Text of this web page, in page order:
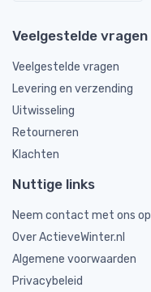
Veelgestelde vragen
Veelgestelde vragen
Levering en verzending
Uitwisseling
Retourneren
Klachten
Nuttige links
Neem contact met ons op
Over ActieveWinter.nl
Algemene voorwaarden
Privacybeleid